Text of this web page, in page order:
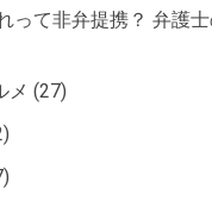
って非弁提携？ 弁護
メ (27)